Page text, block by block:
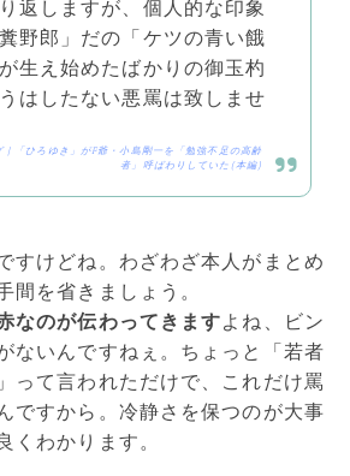
返しますが、個人的な印象
野郎」だの「ケツの青い餓
生え始めたばかりの御玉杓
はしたない悪罵は致しませ
| 「ひろゆき」がF爺・小島剛一を「勉強不足の高齢
者」呼ばわりしていた(本編)
すけどね。わざわざ本人がまとめ
間を省きましょう。
なのが伝わってきますよね、ビン
ないんですねぇ。ちょっと「若者
って言われただけで、これだけ罵
ですから。冷静さを保つのが大事
くわかります。